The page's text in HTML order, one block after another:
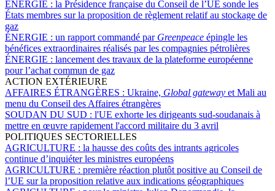
ÉNERGIE : la Présidence française du Conseil de l’UE sonde les
États membres sur la proposition de règlement relatif au stockage de
gaz
ÉNERGIE : un rapport commandé par Greenpeace épingle les
bénéfices extraordinaires réalisés par les compagnies pétrolières
ÉNERGIE : lancement des travaux de la plateforme européenne
pour l’achat commun de gaz
ACTION EXTÉRIEURE
AFFAIRES ÉTRANGÈRES : Ukraine, Global gateway et Mali au
menu du Conseil des Affaires étrangères
SOUDAN DU SUD : l'UE exhorte les dirigeants sud-soudanais à
mettre en œuvre rapidement l'accord militaire du 3 avril
POLITIQUES SECTORIELLES
AGRICULTURE : la hausse des coûts des intrants agricoles
continue d’inquiéter les ministres européens
AGRICULTURE : première réaction plutôt positive au Conseil de
l’UE sur la proposition relative aux indications géographiques